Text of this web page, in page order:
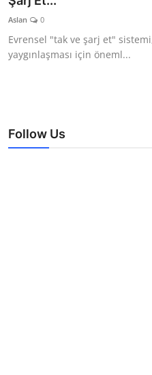
TEKNOLOJİ
BİLGİ
ÖNEMLİ GÜNLER
Aslan 0
Evrensel "tak ve şarj et"
yaygınlaşması için öneml...
Follow Us